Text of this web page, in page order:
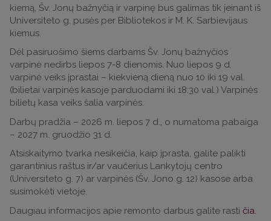
kiemą, Šv. Jonų bažnyčią ir varpinę bus galimas tik įeinant iš
Universiteto g. pusės per Bibliotekos ir M. K. Sarbievijaus
kiemus.
Dėl pasiruošimo šiems darbams Šv. Jonų bažnyčios
varpinė nedirbs liepos 7-8 dienomis. Nuo liepos 9 d.
varpinė veiks įprastai – kiekvieną dieną nuo 10 iki 19 val.
(bilietai varpinės kasoje parduodami iki 18:30 val.) Varpinės
bilietų kasa veiks šalia varpinės.
Darbų pradžia – 2026 m. liepos 7 d., o numatoma pabaiga
– 2027 m. gruodžio 31 d.
Atsiskaitymo tvarka nesikeičia, kaip įprasta, galite palikti
garantinius raštus ir/ar vaučerius Lankytojų centro
(Universiteto g. 7) ar varpinės (Šv. Jono g. 12) kasose arba
susimokėti vietoje.
Daugiau informacijos apie remonto darbus galite rasti čia.